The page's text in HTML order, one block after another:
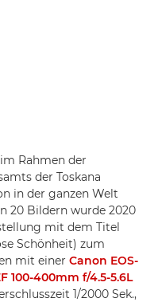
Rahmen der
der Toskana
in der ganzen Welt
20 Bildern wurde 2020
mit dem Titel
Schönheit) zum
mit einer Canon EOS-
100-400mm f/4.5-5.6L
1/2000 Sek.,